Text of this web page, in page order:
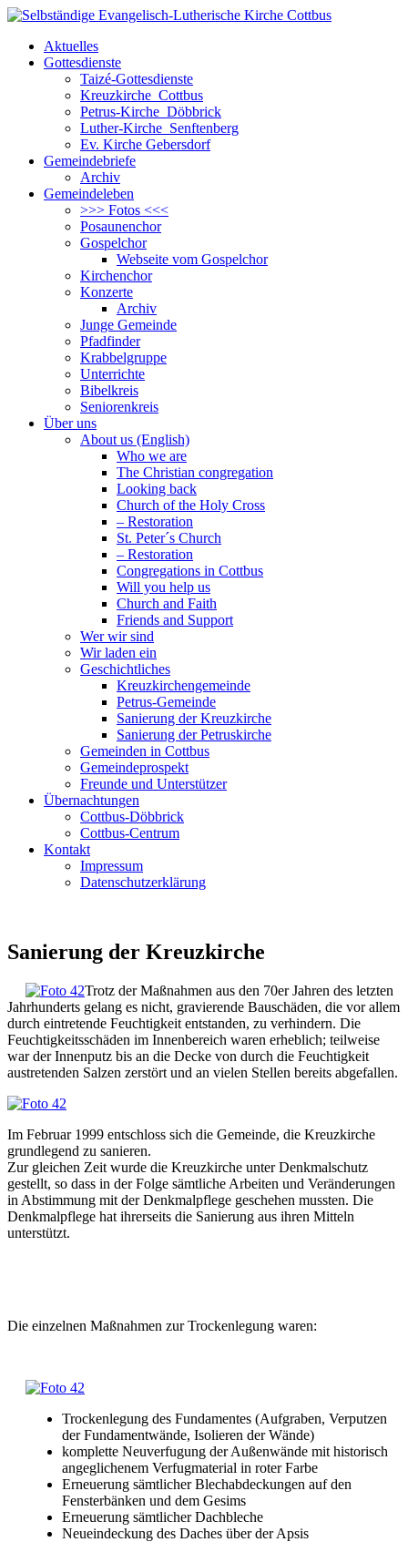
Aktuelles
Gottesdienste
Taizé-Gottesdienste
Kreuzkirche Cottbus
Petrus-Kirche Döbbrick
Luther-Kirche Senftenberg
Ev. Kirche Gebersdorf
Gemeindebriefe
Archiv
Gemeindeleben
>>> Fotos <<<
Posaunenchor
Gospelchor
Webseite vom Gospelchor
Kirchenchor
Konzerte
Archiv
Junge Gemeinde
Pfadfinder
Krabbelgruppe
Unterrichte
Bibelkreis
Seniorenkreis
Über uns
About us (English)
Who we are
The Christian congregation
Looking back
Church of the Holy Cross
– Restoration
St. Peter´s Church
– Restoration
Congregations in Cottbus
Will you help us
Church and Faith
Friends and Support
Wer wir sind
Wir laden ein
Geschichtliches
Kreuzkirchengemeinde
Petrus-Gemeinde
Sanierung der Kreuzkirche
Sanierung der Petruskirche
Gemeinden in Cottbus
Gemeindeprospekt
Freunde und Unterstützer
Übernachtungen
Cottbus-Döbbrick
Cottbus-Centrum
Kontakt
Impressum
Datenschutzerklärung
Sanierung der Kreuzkirche
Trotz der Maßnahmen aus den 70er Jahren des letzten
Jahrhunderts gelang es nicht, gravierende Bauschäden, die vor allem
durch eintretende Feuchtigkeit entstanden, zu verhindern. Die
Feuchtigkeitsschäden im Innenbereich waren erheblich; teilweise
war der Innenputz bis an die Decke von durch die Feuchtigkeit
austretenden Salzen zerstört und an vielen Stellen bereits abgefallen.
Im Februar 1999 entschloss sich die Gemeinde, die Kreuzkirche
grundlegend zu sanieren.
Zur gleichen Zeit wurde die Kreuzkirche unter Denkmalschutz
gestellt, so dass in der Folge sämtliche Arbeiten und Veränderungen
in Abstimmung mit der Denkmalpflege geschehen mussten. Die
Denkmalpflege hat ihrerseits die Sanierung aus ihren Mitteln
unterstützt.
Die einzelnen Maßnahmen zur Trockenlegung waren:
Trockenlegung des Fundamentes (Aufgraben, Verputzen
der Fundamentwände, Isolieren der Wände)
komplette Neuverfugung der Außenwände mit historisch
angeglichenem Verfugmaterial in roter Farbe
Erneuerung sämtlicher Blechabdeckungen auf den
Fensterbänken und dem Gesims
Erneuerung sämtlicher Dachbleche
Neueindeckung des Daches über der Apsis